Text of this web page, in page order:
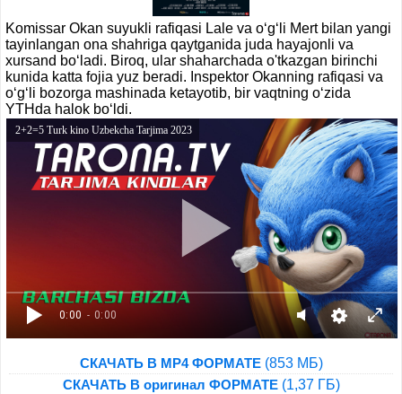
Komissar Okan suyukli rafiqasi Lale va o‘g‘li Mert bilan yangi
tayinlangan ona shahriga qaytganida juda hayajonli va
xursand bo‘ladi. Biroq, ular shaharchada o'tkazgan birinchi
kunida katta fojia yuz beradi. Inspektor Okanning rafiqasi va
o‘g‘li bozorga mashinada ketayotib, bir vaqtning o‘zida
YTHda halok bo‘ldi.
0:00 - 0:00
2+2=5 Turk kino Uzbekcha Tarjima 2023
СКАЧАТЬ В MP4 ФОРМАТЕ(853 МБ)
СКАЧАТЬ В оригинал ФОРМАТЕ(1,37 ГБ)